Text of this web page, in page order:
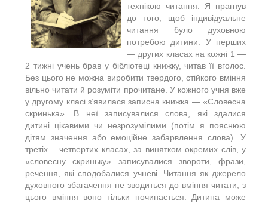
технікою читання. Я прагнув
до того, щоб індивідуальне
читання було духовною
потребою дитини. У перших
— других класах на кожні 1 —
2 тижні учень брав у бібліотеці книжку, читав її вголос.
Без цього не можна виробити твердого, стійкого вміння
вільно читати й розуміти прочитане. У кожного учня вже
у другому класі з’явилася записна книжка — «Словесна
скринька». В неї записувалися слова, які здалися
дитині цікавими чи незрозумілими (потім я пояснюю
дітям значення або емоційне забарвлення слова). У
третіх – четвертих класах, за винятком окремих слів, у
«словесну скриньку» записувалися звороти, фрази,
речення, які сподобалися учневі. Читання як джерело
духовного збагачення не зводиться до вміння читати; з
цього вміння воно тільки починається. Дитина може